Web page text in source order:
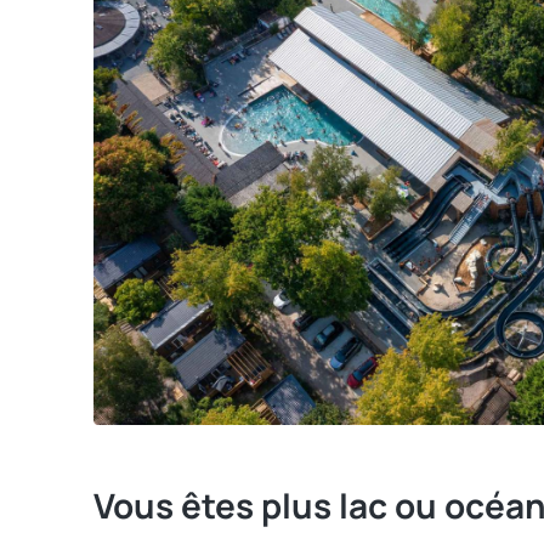
Vous êtes plus lac ou